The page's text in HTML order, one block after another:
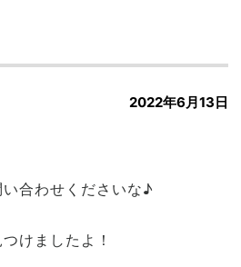
2022年6月13日
合わせくださいな♪
けましたよ！